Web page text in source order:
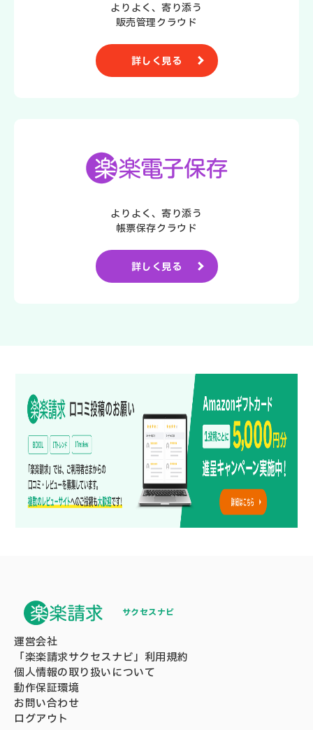
よりよく、寄り添う
販売管理クラウド
詳しく見る
よりよく、寄り添う
帳票保存クラウド
詳しく見る
サクセスナビ
運営会社
「楽楽請求サクセスナビ」利用規約
個人情報の取り扱いについて
動作保証環境
お問い合わせ
ログアウト